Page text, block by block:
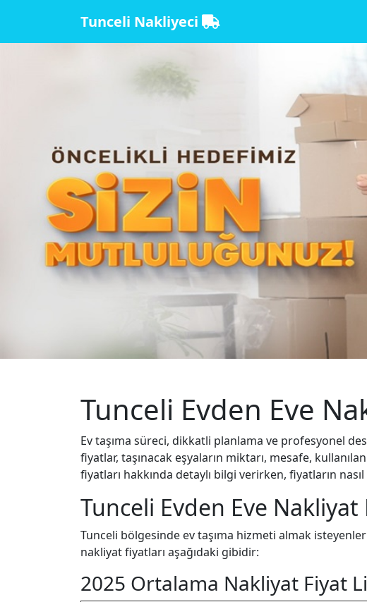
Tunceli Nakliyeci
Tunceli Evden Eve
Ev taşıma süreci, dikkatli planlama ve profesyonel
fiyatlar, taşınacak eşyaların miktarı, mesafe,
fiyatları hakkında detaylı bilgi verirken, fiyatların
Tunceli Evden Eve Nakliyat
Tunceli bölgesinde ev taşıma hizmeti almak
nakliyat fiyatları aşağıdaki gibidir:
2025 Ortalama Nakliyat Fiyat